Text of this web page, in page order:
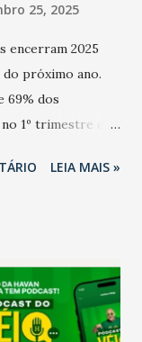
25, 2025
encerram 2025
próximo ano.
69% dos
1º trimestre de
também
do 13º
já que o
anos recentes.
LEIA MAIS »